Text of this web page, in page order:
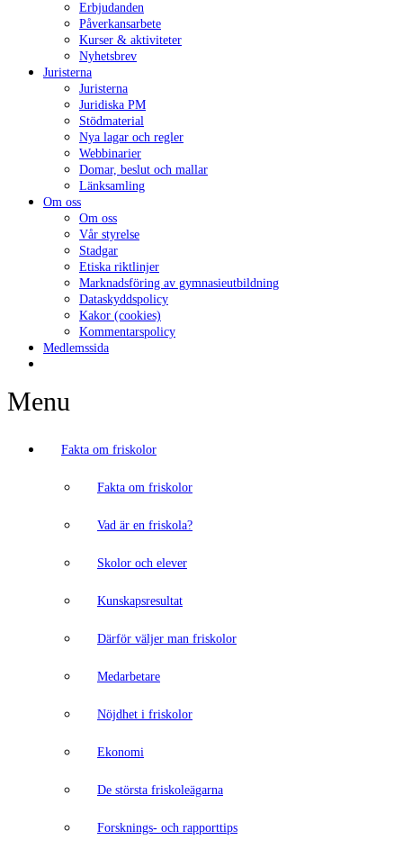
Erbjudanden
Påverkansarbete
Kurser & aktiviteter
Nyhetsbrev
Juristerna
Juristerna
Juridiska PM
Stödmaterial
Nya lagar och regler
Webbinarier
Domar, beslut och mallar
Länksamling
Om oss
Om oss
Vår styrelse
Stadgar
Etiska riktlinjer
Marknadsföring av gymnasieutbildning
Dataskyddspolicy
Kakor (cookies)
Kommentarspolicy
Medlemssida
Menu
Fakta om friskolor
Fakta om friskolor
Vad är en friskola?
Skolor och elever
Kunskapsresultat
Därför väljer man friskolor
Medarbetare
Nöjdhet i friskolor
Ekonomi
De största friskoleägarna
Forsknings- och rapporttips